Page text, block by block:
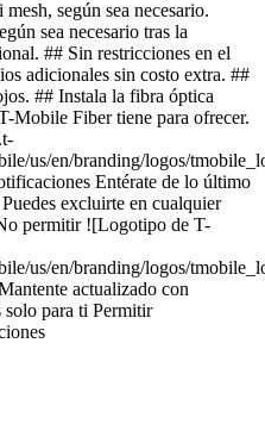
según sea necesario.
sea necesario tras la
## Sin restricciones en el
adicionales sin costo extra. ##
## Instala la fibra óptica
Mobile Fiber tiene para ofrecer.
us/en/branding/logos/
Entérate de lo último
excluirte en cualquier
permitir ![Logotipo de T-
us/en/branding/logos/
actualizado con
para ti Permitir